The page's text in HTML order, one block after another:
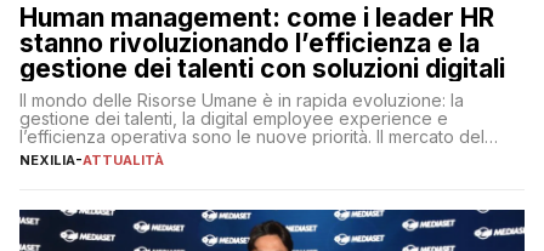
Human management: come i leader HR
stanno rivoluzionando l’efficienza e la
gestione dei talenti con soluzioni digitali
Il mondo delle Risorse Umane è in rapida evoluzione: la
gestione dei talenti, la digital employee experience e
l’efficienza operativa sono le nuove priorità. Il mercato del
lavoro, d’altra parte, è sempre più competitivo con una lotta
NEXILIA-ATTUALITÀ